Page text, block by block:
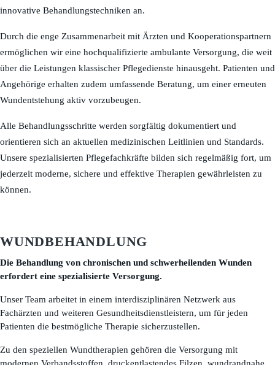
innovative Behandlungstechniken an.
Durch die enge Zusammenarbeit mit Ärzten und Kooperationspartnern
ermöglichen wir eine hochqualifizierte ambulante Versorgung, die weit
über die Leistungen klassischer Pflegedienste hinausgeht. Patienten und
Angehörige erhalten zudem umfassende Beratung, um einer erneuten
Wundentstehung aktiv vorzubeugen.
Alle Behandlungsschritte werden sorgfältig dokumentiert und
orientieren sich an aktuellen medizinischen Leitlinien und Standards.
Unsere spezialisierten Pflegefachkräfte bilden sich regelmäßig fort, um
jederzeit moderne, sichere und effektive Therapien gewährleisten zu
können.
WUNDBEHANDLUNG
Die Behandlung von chronischen und schwerheilenden Wunden
erfordert eine spezialisierte Versorgung.
Unser Team arbeitet in einem interdisziplinären Netzwerk aus
Fachärzten und weiteren Gesundheitsdienstleistern, um für jeden
Patienten die bestmögliche Therapie sicherzustellen.
Zu den speziellen Wundtherapien gehören die Versorgung mit